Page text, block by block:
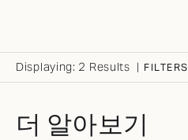
Displaying: 2 Results FILTERS
ALL FILTERS 객실
더 알아보기